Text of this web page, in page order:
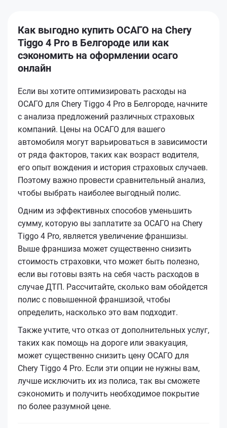
Как выгодно купить ОСАГО на Chery
Tiggo 4 Pro в Белгороде или как
сэкономить на оформлении осаго
онлайн
Если вы хотите оптимизировать расходы на
ОСАГО для Chery Tiggo 4 Pro в Белгороде, начните
с анализа предложений различных страховых
компаний. Цены на ОСАГО для вашего
автомобиля могут варьироваться в зависимости
от ряда факторов, таких как возраст водителя,
его опыт вождения и история страховых случаев.
Поэтому важно провести сравнительный анализ,
чтобы выбрать наиболее выгодный полис.
Одним из эффективных способов уменьшить
сумму, которую вы заплатите за ОСАГО на Chery
Tiggo 4 Pro, является увеличение франшизы.
Выше франшиза может существенно снизить
стоимость страховки, что может быть полезно,
если вы готовы взять на себя часть расходов в
случае ДТП. Рассчитайте, сколько вам обойдется
полис с повышенной франшизой, чтобы
определить, насколько это вам подходит.
Также учтите, что отказ от дополнительных услуг,
таких как помощь на дороге или эвакуация,
может существенно снизить цену ОСАГО для
Chery Tiggo 4 Pro. Если эти опции не нужны вам,
лучше исключить их из полиса, так вы сможете
сэкономить и получить необходимое покрытие
по более разумной цене.